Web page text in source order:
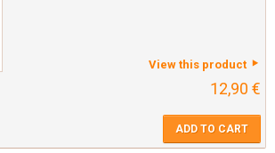
View this product
12,90 €
ADD TO CART